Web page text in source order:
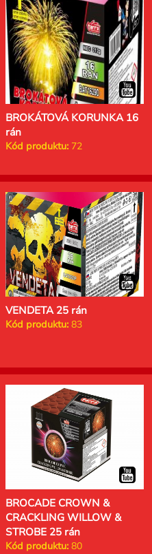
BROKÁTOVÁ KORUNKA 16
rán
Kód produktu:72
VENDETA 25 rán
Kód produktu:83
BROCADE CROWN &
CRACKLING WILLOW &
STROBE 25 rán
Kód produktu:80